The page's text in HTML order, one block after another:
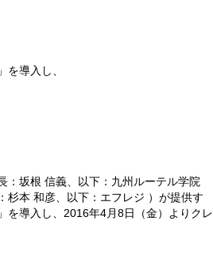
導入し、
坂根 信義、以下：九州ルーテル学院
杉本 和彦、以下：エフレジ ）が提供す
を導入し、2016年4月8日（金）よりクレ